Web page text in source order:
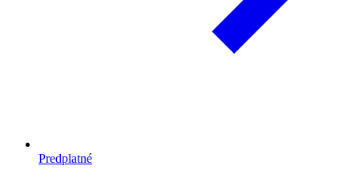
Predplatné